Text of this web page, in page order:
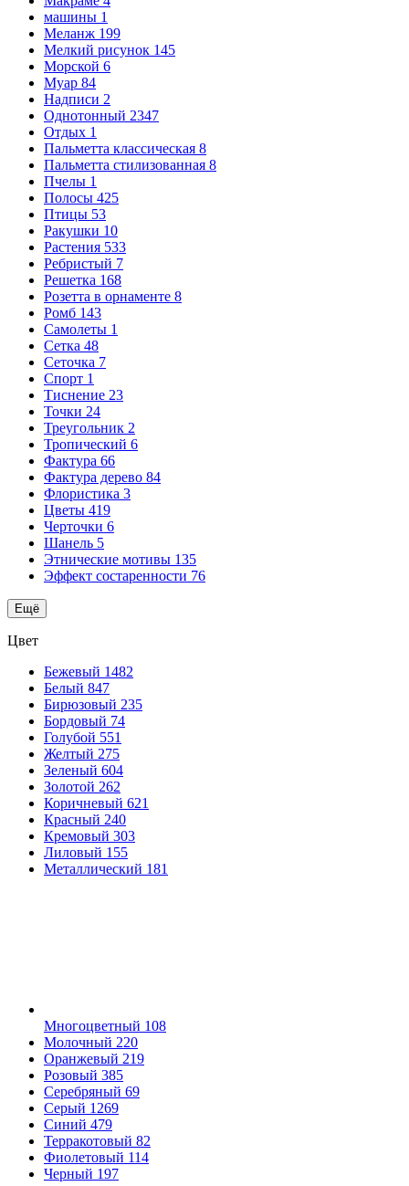
машины 1
Меланж 199
Мелкий рисунок 145
Морской 6
Муар 84
Надписи 2
Однотонный 2347
Отдых 1
Пальметта классическая 8
Пальметта стилизованная 8
Пчелы 1
Полосы 425
Птицы 53
Ракушки 10
Растения 533
Ребристый 7
Решетка 168
Розетта в орнаменте 8
Ромб 143
Самолеты 1
Сетка 48
Сеточка 7
Спорт 1
Тиснение 23
Точки 24
Треугольник 2
Тропический 6
Фактура 66
Фактура дерево 84
Флористика 3
Цветы 419
Черточки 6
Шанель 5
Этнические мотивы 135
Эффект состаренности 76
Ещё
Цвет
Бежевый 1482
Белый 847
Бирюзовый 235
Бордовый 74
Голубой 551
Желтый 275
Зеленый 604
Золотой 262
Коричневый 621
Красный 240
Кремовый 303
Лиловый 155
Металлический 181
Многоцветный 108
Молочный 220
Оранжевый 219
Розовый 385
Серебряный 69
Серый 1269
Синий 479
Терракотовый 82
Фиолетовый 114
Черный 197